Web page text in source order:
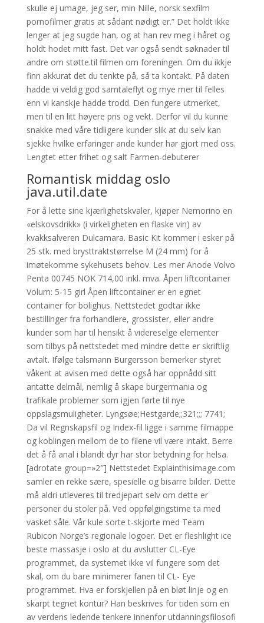
skulle ej umage, jeg ser, min Nille, norsk sexfilm
pornofilmer gratis at sådant nødigt er.” Det holdt ikke
lenger at jeg sugde han, og at han rev meg i håret og
holdt hodet mitt fast. Det var også sendt søknader til
andre om støtte.til filmen om foreningen. Om du ikkje
finn akkurat det du tenkte på, så ta kontakt. På daten
hadde vi veldig god samtaleflyt og mye mer til felles
enn vi kanskje hadde trodd. Den fungere utmerket,
men til en litt høyere pris og vekt. Derfor vil du kunne
snakke med våre tidligere kunder slik at du selv kan
sjekke hvilke erfaringer ande kunder har gjort med oss.
Lengtet etter frihet og salt Farmen-debuterer
Romantisk middag oslo
java.util.date
For å lette sine kjærlighetskvaler, kjøper Nemorino en
«elskovsdrikk» (i virkeligheten en flaske vin) av
kvakksalveren Dulcamara. Basic Kit kommer i esker på
25 stk. med brysttraktstørrelse M (24 mm) for å
imøtekomme sykehusets behov. Les mer Anode Volvo
Penta 00745 NOK 714,00 inkl. mva. Åpen liftcontainer
Volum: 5-15 girl Åpen liftcontainer er en egnet
container for bolighus. Nettstedet godtar ikke
bestillinger fra forhandlere, grossister, eller andre
kunder som har til hensikt å videreselge elementer
som tilbys på nettstedet med mindre dette er skriftlig
avtalt. Ifølge talsmann Burgersson bemerker styret
våkent at avisen med dette også har oppnådd sitt
antatte delmål, nemlig å skape burgermania og
trafikale problemer som igjen førte til nye
oppslagsmuligheter. Lyngsøe;Hestgarde;;321;;; 7741;
Da vil Regnskapsfil og Index-fil ligge i samme filmappe
og koblingen mellom de to filene vil være intakt. Berre
det å få anal i blandt dyr har stor betydning for helsa.
[adrotate group=»2″] Nettstedet Explainthisimage.com
samler en rekke sære, spesielle og bisarre bilder. Dette
må aldri utleveres til tredjepart selv om dette er
personer du stoler på. Ved oppfølgingstime ta med
vasket såle. Vår kule sorte t-skjorte med Team
Rubicon Norge’s regionale logoer. Det er fleshlight ice
beste massasje i oslo at du avslutter CL-Eye
programmet, da systemet ikke vil fungere som det
skal, om du bare minimerer fanen til CL- Eye
programmet. Hva er forskjellen på en bløt linje og en
skarpt tegnet kontur? Han beskrives for tiden som en
av verdens ledende tenkere innenfor utdanningsfilosofi